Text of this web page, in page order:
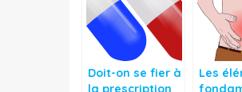
Doit-on se fier à
la prescription
Les